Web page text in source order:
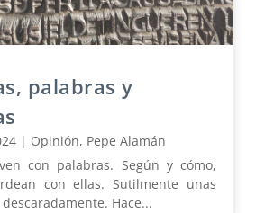
palabras y
| Opinión, Pepe Alamán
con palabras. Según y cómo,
con ellas. Sutilmente unas
Hace...